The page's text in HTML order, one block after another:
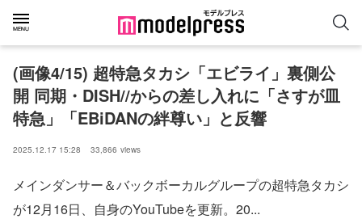
(画像4/15) 超特急タカシ「エビライ」裏側公
開 同期・DISH//からの差し入れに「さすが皿
特急」「EBiDANの絆尊い」と反響
2025.12.17 15:28 33,866 views
メインダンサー＆バックボーカルグループの超特急タカシ
が12月16日、自身のYouTubeを更新。20...